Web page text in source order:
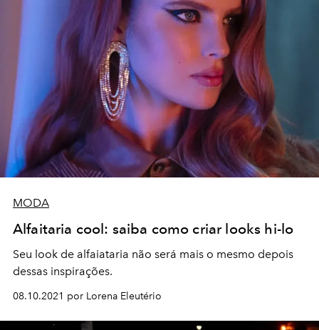
MODA
Alfaitaria cool: saiba como criar looks hi-lo
Seu look de alfaiataria não será mais o mesmo depois
dessas inspirações.
08.10.2021 por Lorena Eleutério